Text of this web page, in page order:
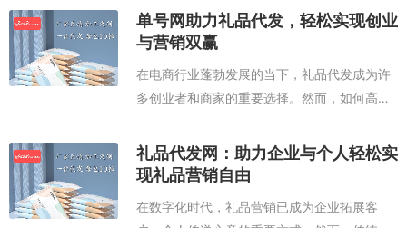
供从仓储、选品到物流配送的一站式解决方
案，让企业摆脱库存积压、资金占用等痛点。
单号网助力礼品代发，轻松实现创业
与营销双赢
在电商行业蓬勃发展的当下，礼品代发成为许
多创业者和商家的重要选择。然而，如何高效
解决物流单号管理、发货效率等问题，成为了
大家关注的焦点。单号网的出现，为礼品代发
业务提供了全方位的解决方案，帮助商家轻
礼品代发网：助力企业与个人轻松实
现礼品营销自由
在数字化时代，礼品营销已成为企业拓展客